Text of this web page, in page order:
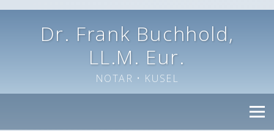
Dr. Frank Buchhold,
LL.M. Eur.
NOTAR • KUSEL